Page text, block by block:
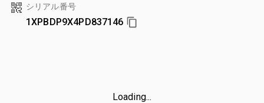
シリアル番号
1XPBDP9X4PD837146
Loading...